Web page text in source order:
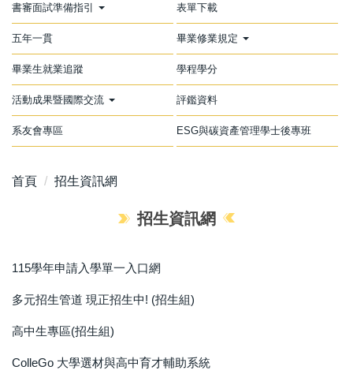
書審面試準備指引 表單下載
五年一貫 畢業修業規定
畢業生就業追蹤 學程學分
活動成果暨國際交流 評鑑資料
系友會專區 ESG與碳資產管理學士後專班
首頁 招生資訊網
招生資訊網
115學年申請入學單一入口網
多元招生管道 現正招生中! (招生組)
高中生專區(招生組)
ColleGo 大學選材與高中育才輔助系統